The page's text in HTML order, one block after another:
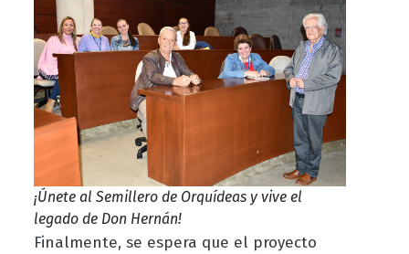
¡Únete al Semillero de Orquídeas y vive el
legado de Don Hernán!
Finalmente, se espera que el proyecto